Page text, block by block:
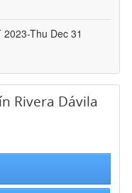
Thu Dec 31
Rivera Dávila